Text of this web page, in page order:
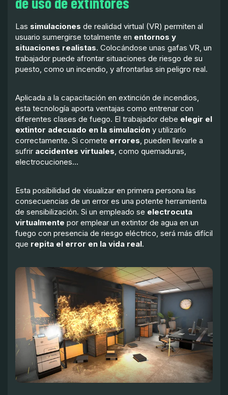
Las simulaciones de realidad virtual (VR) permiten al
usuario sumergirse totalmente en entornos y
situaciones realistas. Colocándose unas gafas VR, un
trabajador puede afrontar situaciones de riesgo de su
puesto, como un incendio, y afrontarlas sin peligro real.
Aplicada a la capacitación en extinción de incendios,
esta tecnología aporta ventajas como entrenar con
diferentes clases de fuego. El trabajador debe elegir el
extintor adecuado en la simulación y utilizarlo
correctamente. Si comete errores, pueden llevarle a
sufrir accidentes virtuales, como quemaduras,
electrocuciones…
Esta posibilidad de visualizar en primera persona las
consecuencias de un error es una potente herramienta
de sensibilización. Si un empleado se electrocuta
virtualmente por emplear un extintor de agua en un
fuego con presencia de riesgo eléctrico, será más difícil
que repita el error en la vida real.